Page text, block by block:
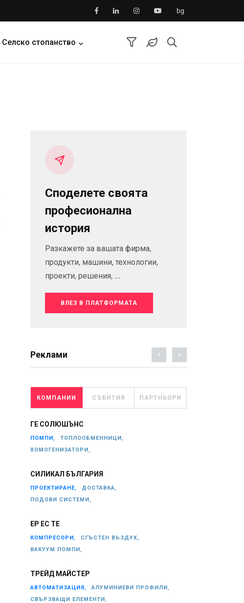
bg
Селско стопанство
Споделете своята
професионална
история
Разкажете за вашата фирма,
продукти, машини, технологии,
проекти, решения, ...
ВЛЕЗ В ПЛАТФОРМАТА
Реклами
КОМПАНИИ СЪБИТИЯ ПАРТНЬОРИ
ГЕ СОЛЮШЪНС
ПОМПИ,
ТОПЛООБМЕННИЦИ,
ХОМОГЕНИЗАТОРИ,
СИЛИКАЛ БЪЛГАРИЯ
ПРОЕКТИРАНЕ,
ДОСТАВКА,
ПОДОВИ СИСТЕМИ,
ЕР ЕС ТЕ
КОМПРЕСОРИ,
СГЪСТЕН ВЪЗДУХ,
ВАКУУМ ПОМПИ,
ТРЕЙД МАЙСТЕР
АВТОМАТИЗАЦИЯ,
АЛУМИНИЕВИ ПРОФИЛИ,
СВЪРЗВАЩИ ЕЛЕМЕНТИ,